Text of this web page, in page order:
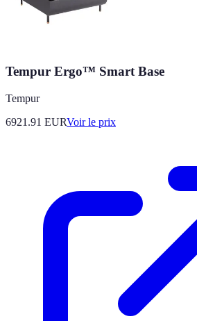
Tempur Ergo™ Smart Base
Tempur
6921.91 EURVoir le prix